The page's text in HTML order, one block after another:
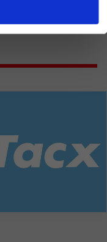
sie uns